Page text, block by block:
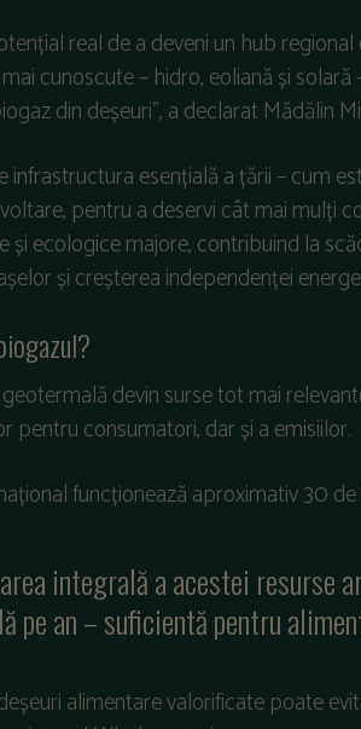
real de a deveni un hub
cunoscute – hidro, eoliană și
din deșeuri”, a declarat Mădălin
infrastructura esențială a țării – cum
pentru a deservi cât mai mulți
și ecologice majore, contribuind la
și creșterea independenței
devin surse tot mai
pentru consumatori, dar și a emisiilor.
funcționează aproximativ 30
integrală a acestei resurse
pe an – suficientă pentru
alimentare valorificate poate